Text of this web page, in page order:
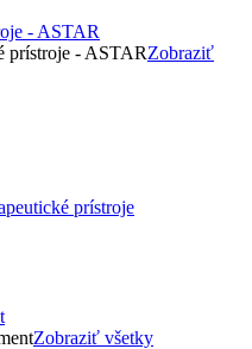
- ASTAR
prístroje - ASTARZobraziť
prístroje
Zobraziť všetky